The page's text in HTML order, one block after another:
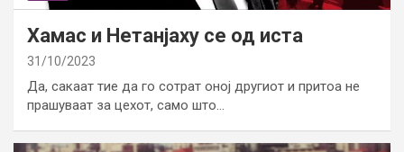
Хамас и Нетанјаху се од иста
31/10/2023
Да, сакаат тие да го сотрат оној другиот и притоа не
прашуваат за цехот, само што…